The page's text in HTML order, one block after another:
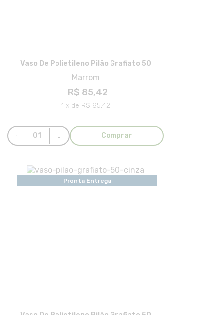
Vaso De Polietileno Pilão Grafiato 50
Marrom
R$ 85,42
1 x de R$ 85,42
Comprar
Pronta Entrega